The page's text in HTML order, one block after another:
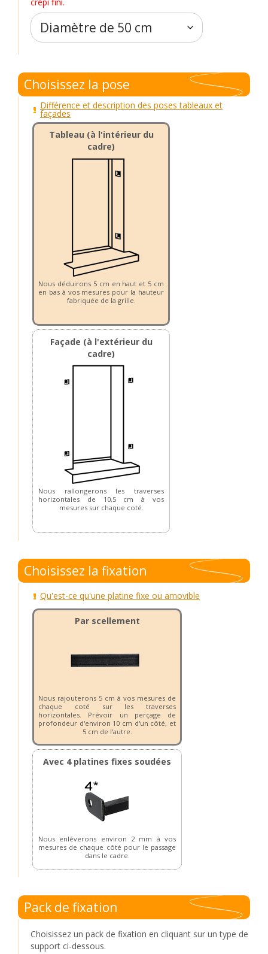
Choisissez la pose
Différence et description des poses tableaux et
façades
Tableau (à l'intérieur du
cadre)
Nous déduirons 5 cm en haut et 5 cm
en bas à vos mesures pour la hauteur
fabriquée de la grille.
Façade (à l'extérieur du
cadre)
Nous rallongerons les traverses
horizontales de 10,5 cm à vos
mesures sur chaque coté.
Choisissez la fixation
Qu'est-ce qu'une platine fixe ou amovible
Par scellement
Nous rajouterons 5 cm à vos mesures de
chaque coté sur les traverses
horizontales. Prévoir un perçage de
profondeur d'environ 10 cm d'un côté, et
5 cm de l'autre.
Avec 4 platines fixes soudées
Nous enlèverons environ 2 mm à vos
mesures de chaque côté pour le passage
dans le cadre.
Pack de fixation
Choisissez un pack de fixation en cliquant sur un type de
support ci-dessous.